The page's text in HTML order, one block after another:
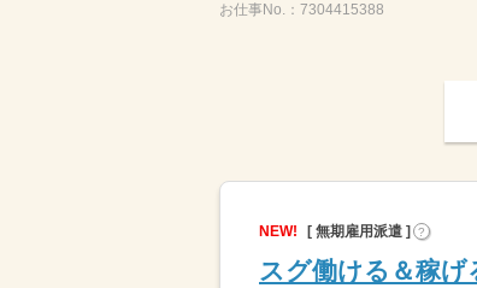
お仕事No.： 7304415388
NEW! [ 無期雇用派遣 ] ?
スグ働ける＆稼